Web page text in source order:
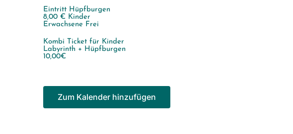
Eintritt Hüpfburgen
8,00 € Kinder
Erwachsene Frei
Kombi Ticket für Kinder
Labyrinth + Hüpfburgen
10,00€
Zum Kalender hinzufügen